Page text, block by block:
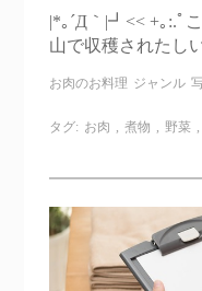
|*｡´Д｀|┛<< +｡:.ﾟ
山で収穫されたし
お肉のお料理 ジャンル
タグ: お肉 , 煮物 , 野菜 ,